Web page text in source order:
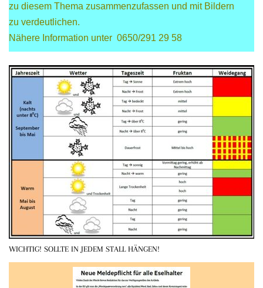
zu diesem Thema zusammenzufassen und mit Bildern
zu verdeutlichen.
Nähere Information unter 0650/291 29 58
WICHTIG! SOLLTE IN JEDEM STALL HÄNGEN!